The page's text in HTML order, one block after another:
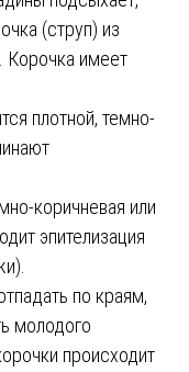
(струп) из
Корочка имеет
плотной, темно-
коричневая или
эпителизация
по краям,
молодого
происходит